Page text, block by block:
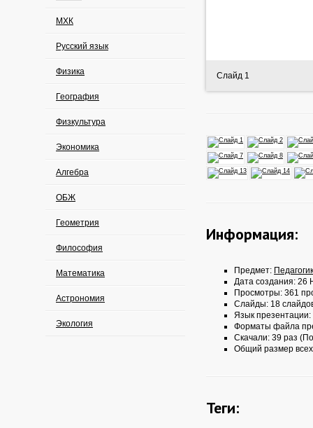
МХК
Русский язык
Физика
География
Физкультура
Экономика
Алгебра
ОБЖ
Геометрия
Философия
Математика
Астрономия
Экология
Слайд 1
Информация:
Предмет:
Дата создания: 26
Просмотры: 361
Слайды: 18
Язык презентации:
Форматы файла
Скачали: 39 раз
Общий размер
Теги: